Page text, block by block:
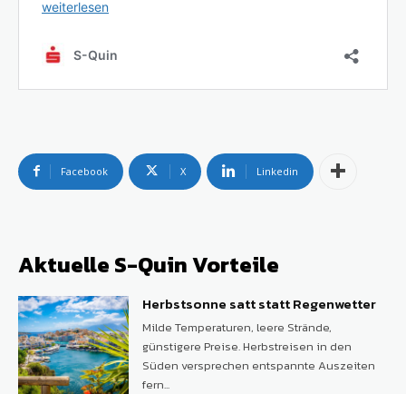
Facebook X Linkedin
Aktuelle S-Quin Vorteile
Herbstsonne satt statt Regenwetter
Milde Temperaturen, leere Strände,
günstigere Preise. Herbstreisen in den
Süden versprechen entspannte Auszeiten
fern...